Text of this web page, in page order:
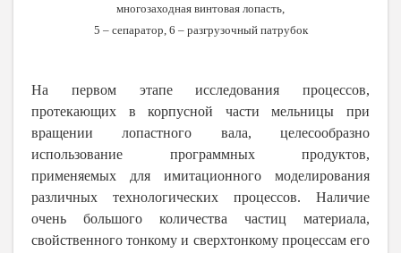
многозаходная винтовая лопасть,
5 – сепаратор, 6 – разгрузочный патрубок
На первом этапе исследования процессов,
протекающих в корпусной части мельницы при
вращении лопастного вала, целесообразно
использование программных продуктов,
применяемых для имитационного моделирования
различных технологических процессов. Наличие
очень большого количества частиц материала,
свойственного тонкому и сверхтонкому процессам его